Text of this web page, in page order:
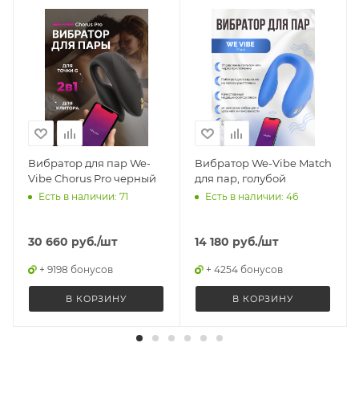
Вибратор для пар We-
Vibe Chorus Pro черный
Есть в наличии: 71
30 660 руб./шт
+ 9198 бонусов
В КОРЗИНУ
Вибратор We-Vibe Match
для пар, голубой
Есть в наличии: 46
14 180 руб./шт
+ 4254 бонусов
В КОРЗИНУ